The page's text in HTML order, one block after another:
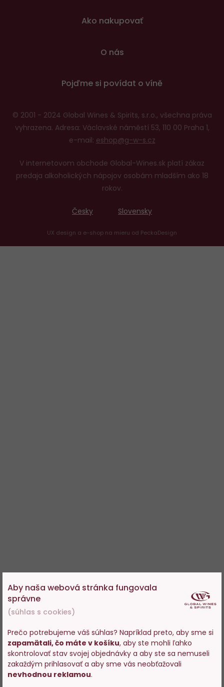
Aby naša webová stránka fungovala
správne
(súhlas s cookies)
Prečo potrebujeme váš súhlas? Napríklad preto, aby sme si
zapamätali, čo máte v košíku, aby ste mohli ľahko
skontrolovať stav svojej objednávky a aby ste sa nemuseli
zakaždým prihlasovať a aby sme vás neobťažovali
nevhodnou reklamou.
Ako nakupovať
O nás
Pojďme si povídat o víně
© 2001 - 2024 Global Wines & Spirits, s.r.o., všechna práva
vyhrazena. Adresa: Václavské náměstí 53, 110 00 Praha 1,
e-mail: eshop@g-w-s.cz
V internetovom obchode Global-Wines.sk platí zákaz
predaja alkoholických nápojov osobám mladším ako 18
rokov.
Česky Slovensky
UX design a e-shop na mieru od PeckaDesign
Vstupujete na stránky s
predajom alkoholu. Prosím
potvrďte, že Vám už bolo 18